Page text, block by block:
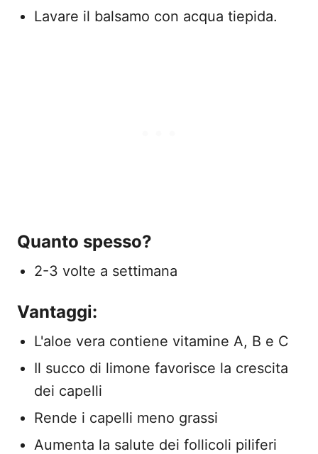
Lavare il balsamo con acqua tiepida.
Quanto spesso?
2-3 volte a settimana
Vantaggi:
L'aloe vera contiene vitamine A, B e C
Il succo di limone favorisce la crescita
dei capelli
Rende i capelli meno grassi
Aumenta la salute dei follicoli piliferi